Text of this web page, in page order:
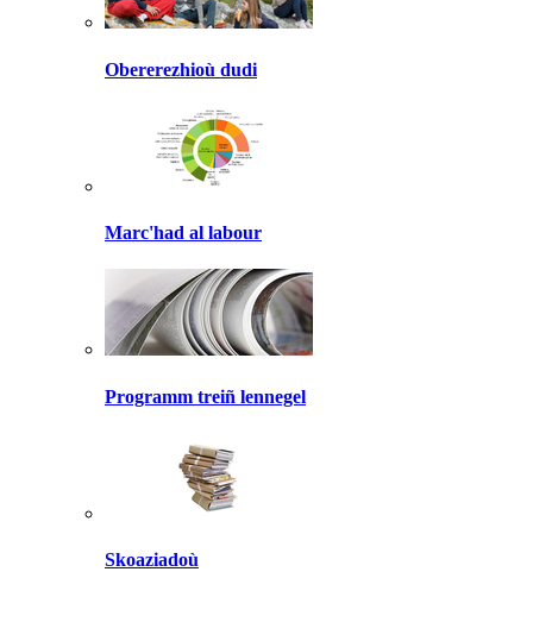
Obererezhioù dudi
Marc'had al labour
Programm treiñ lennegel
Skoaziadoù